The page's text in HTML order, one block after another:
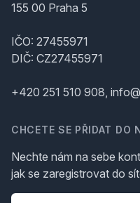
155 00 Praha 5
IČO: 27455971
DIČ: CZ27455971
+420 251 510 908,
CHCETE SE PŘIDAT DO
Nechte nám na sebe
jak se zaregistrovat do